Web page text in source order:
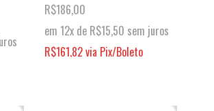
R$186,00
em 12x de R$15,50 sem juros
R$161,82via Pix/Boleto